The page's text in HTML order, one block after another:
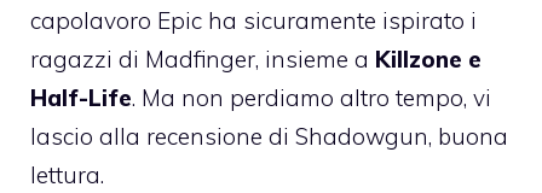
capolavoro Epic ha sicuramente ispirato i
ragazzi di Madfinger, insieme a Killzone e
Half-Life. Ma non perdiamo altro tempo, vi
lascio alla recensione di Shadowgun, buona
lettura.